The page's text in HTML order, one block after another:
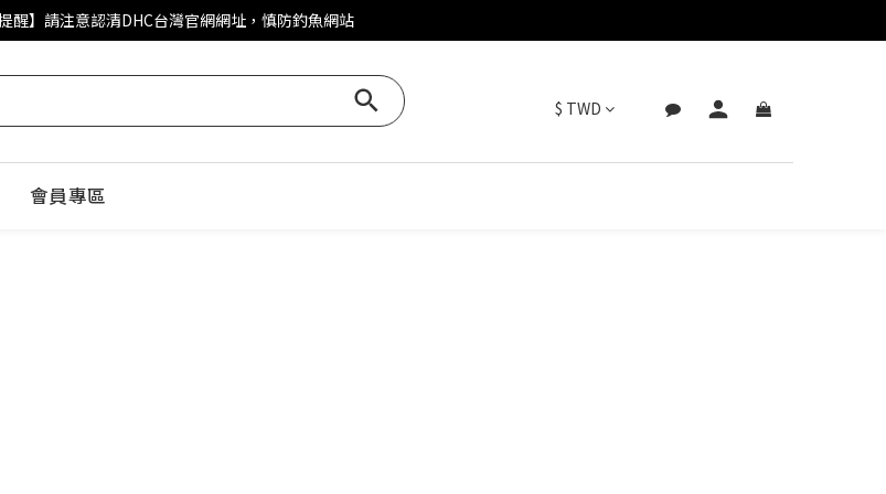
DHC好眠素百人募集體驗再抽石墨烯眼罩
DHC好眠素百人募集體驗再抽石墨烯眼罩
會員專區
$ TWD